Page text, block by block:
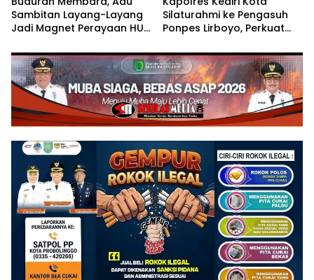
Sambitan Layang-Layang
Jadi Magnet Perayaan HUT
Silaturahmi ke Pengasuh
Ponpes Lirboyo, Perkuat